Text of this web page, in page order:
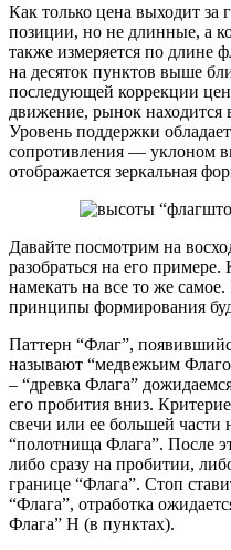
Как только цена выходит
позиции, но не длинные, а
также измеряется по длине
на десяток пунктов выше
последующей коррекции
движение, рынок находится
Уровень поддержки
сопротивления — уклоном
отображается зеркальная
Давайте посмотрим на
разобраться на его
намекать на все то же
принципы формирования
Паттерн “Флаг”,
называют “медвежьим
– “древка Флага”
его пробития вниз.
свечи или ее большей
“полотнища Флага”. После
либо сразу на пробитии,
границе “Флага”. Стоп
“Флага”, отработка
Флага” Н (в пунктах).